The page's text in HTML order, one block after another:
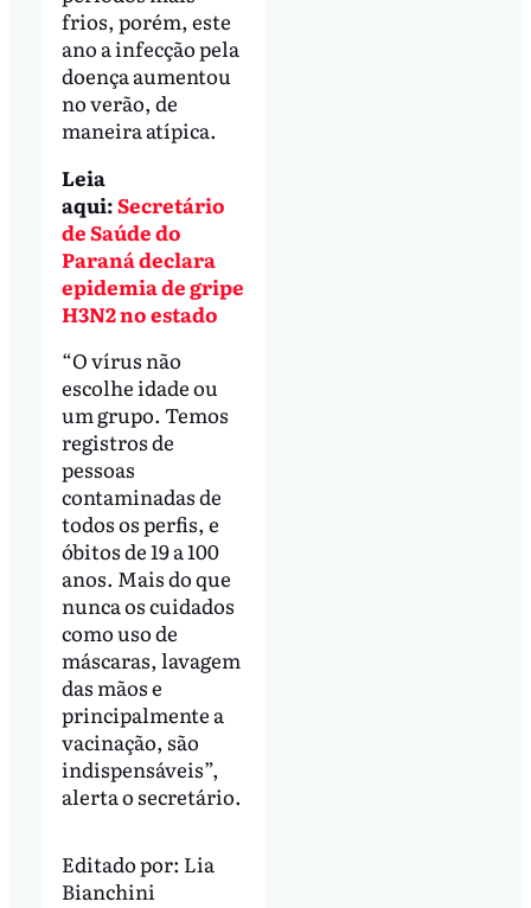
frios, porém, este
ano a infecção pela
doença aumentou
no verão, de
maneira atípica.
Leia
aqui:Secretário
de Saúde do
Paraná declara
epidemia de gripe
H3N2 no estado
“O vírus não
escolhe idade ou
um grupo. Temos
registros de
pessoas
contaminadas de
todos os perfis, e
óbitos de 19 a 100
anos. Mais do que
nunca os cuidados
como uso de
máscaras, lavagem
das mãos e
principalmente a
vacinação, são
indispensáveis”,
alerta o secretário.
Editado por: Lia
Bianchini